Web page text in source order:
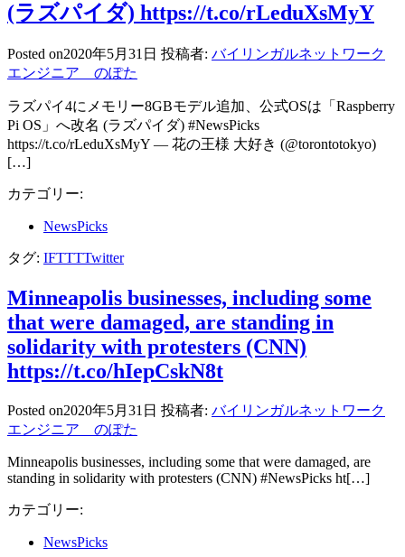
(ラズパイダ) https://t.co/rLeduXsMyY
Posted on2020年5月31日 投稿者: バイリンガルネットワーク
エンジニア のぽた
ラズパイ4にメモリー8GBモデル追加、公式OSは「Raspberry
Pi OS」へ改名 (ラズパイダ) #NewsPicks
https://t.co/rLeduXsMyY — 花の王様 大好き (@torontotokyo)
[…]
カテゴリー:
NewsPicks
タグ: IFTTTTwitter
Minneapolis businesses, including some
that were damaged, are standing in
solidarity with protesters (CNN)
https://t.co/hIepCskN8t
Posted on2020年5月31日 投稿者: バイリンガルネットワーク
エンジニア のぽた
Minneapolis businesses, including some that were damaged, are
standing in solidarity with protesters (CNN) #NewsPicks ht[…]
カテゴリー:
NewsPicks